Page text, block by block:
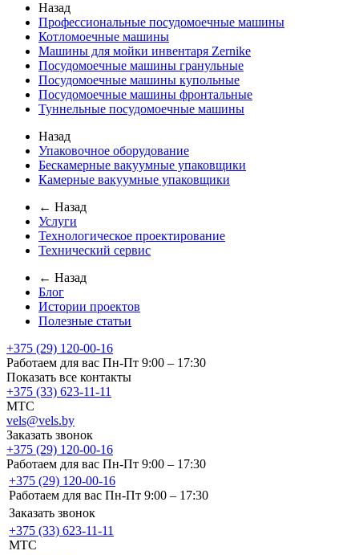
Назад
Профессиональные посудомоечные машины
Котломоечные машины
Машины для мойки инвентаря Zernike
Посудомоечные машины гранульные
Посудомоечные машины купольные
Посудомоечные машины фронтальные
Туннельные посудомоечные машины
Назад
Упаковочное оборудование
Бескамерные вакуумные упаковщики
Камерные вакуумные упаковщики
← Назад
Услуги
Технологическое проектирование
Технический сервис
← Назад
Блог
Истории проектов
Полезные статьи
+375 (29) 120-00-16
Работаем для вас Пн-Пт 9:00 – 17:30
Показать все контакты
+375 (33) 623-11-11
MTC
vels@vels.by
Заказать звонок
+375 (29) 120-00-16
Работаем для вас Пн-Пт 9:00 – 17:30
+375 (29) 120-00-16
Работаем для вас Пн-Пт 9:00 – 17:30
Заказать звонок
+375 (33) 623-11-11
MTC